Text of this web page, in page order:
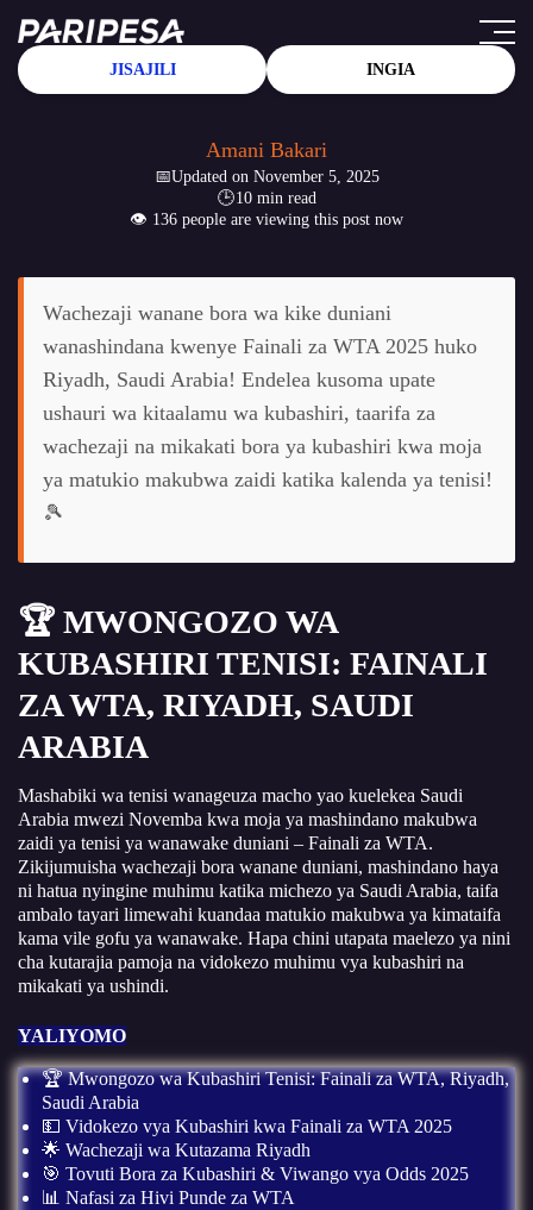
JISAJILI INGIA
Amani Bakari
Updated on November 5, 2025
10 min read
👁️ 136 people are viewing this post now
Wachezaji wanane bora wa kike duniani
wanashindana kwenye Fainali za WTA 2025 huko
Riyadh, Saudi Arabia! Endelea kusoma upate
ushauri wa kitaalamu wa kubashiri, taarifa za
wachezaji na mikakati bora ya kubashiri kwa moja
ya matukio makubwa zaidi katika kalenda ya tenisi!
🎾
🏆 MWONGOZO WA
KUBASHIRI TENISI: FAINALI
ZA WTA, RIYADH, SAUDI
ARABIA
Mashabiki wa tenisi wanageuza macho yao kuelekea Saudi
Arabia mwezi Novemba kwa moja ya mashindano makubwa
zaidi ya tenisi ya wanawake duniani – Fainali za WTA.
Zikijumuisha wachezaji bora wanane duniani, mashindano haya
ni hatua nyingine muhimu katika michezo ya Saudi Arabia, taifa
ambalo tayari limewahi kuandaa matukio makubwa ya kimataifa
kama vile gofu ya wanawake. Hapa chini utapata maelezo ya nini
cha kutarajia pamoja na vidokezo muhimu vya kubashiri na
mikakati ya ushindi.
YALIYOMO
🏆 Mwongozo wa Kubashiri Tenisi: Fainali za WTA, Riyadh,
Saudi Arabia
💵 Vidokezo vya Kubashiri kwa Fainali za WTA 2025
🌟 Wachezaji wa Kutazama Riyadh
🎯 Tovuti Bora za Kubashiri & Viwango vya Odds 2025
📊 Nafasi za Hivi Punde za WTA